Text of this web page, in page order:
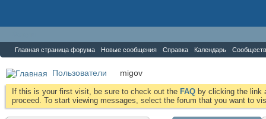
Главная страница форума Новые сообщения Справка Календарь
Пользователи migov
If this is your first visit, be sure to check out the FAQ by clicking the link
proceed. To start viewing messages, select the forum that you want to